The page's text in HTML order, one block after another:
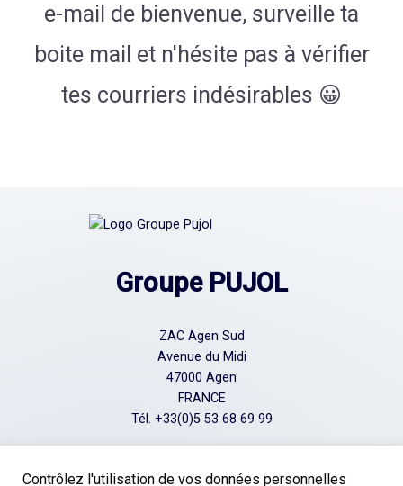
e-mail de bienvenue, surveille ta
boite mail et n'hésite pas à vérifier
tes courriers indésirables 😀
Groupe PUJOL
ZAC Agen Sud
Avenue du Midi
47000 Agen
FRANCE
Tél. +33(0)5 53 68 69 99
Contrôlez l'utilisation de vos données personnelles